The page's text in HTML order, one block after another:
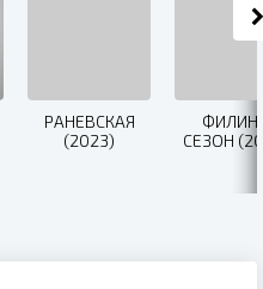
РАНЕВСКАЯ
(2023)
ФИЛИН
СЕЗОН